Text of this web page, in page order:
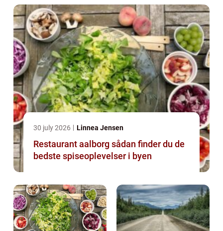
30 july 2026 Linnea Jensen
Restaurant aalborg sådan finder du de
bedste spiseoplevelser i byen